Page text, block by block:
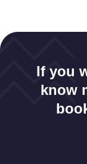
If you
know